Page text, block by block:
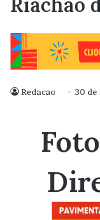
Riachão
Redacao 30 de